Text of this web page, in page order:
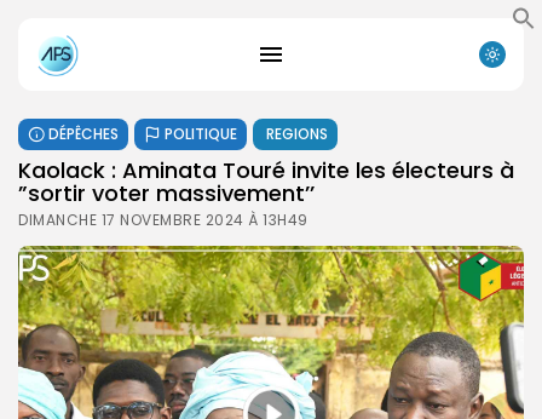
DÉPÊCHES POLITIQUE REGIONS
Kaolack : Aminata Touré invite les électeurs à
”sortir voter massivement’’
DIMANCHE 17 NOVEMBRE 2024 À 13H49